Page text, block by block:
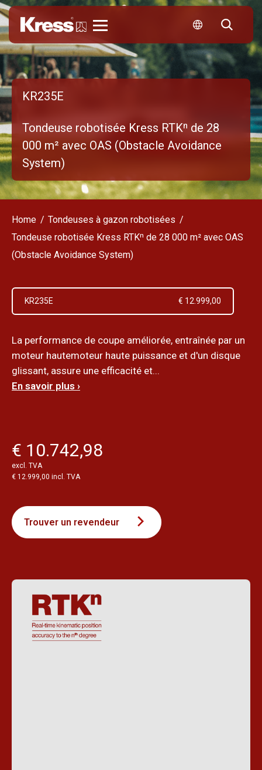
KR235E
Tondeuse robotisée Kress RTKⁿ de 28
000 m² avec OAS (Obstacle Avoidance
System)
Home
Tondeuses à gazon robotisées
Tondeuse robotisée Kress RTKⁿ de 28 000 m² avec OAS
(Obstacle Avoidance System)
KR235E € 12.999,00
La performance de coupe améliorée, entraînée par un
moteur hautemoteur haute puissance et d'un disque
glissant, assure une efficacité et...
En savoir plus ›
€ 10.742,98
excl. TVA
€ 12.999,00 incl. TVA
Trouver un revendeur